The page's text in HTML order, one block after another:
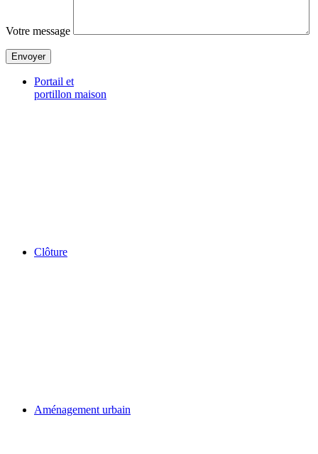
Votre message
Portail et
portillon maison
Clôture
Aménagement urbain